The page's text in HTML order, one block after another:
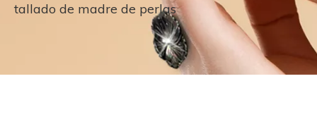
tallado de madre de perlas